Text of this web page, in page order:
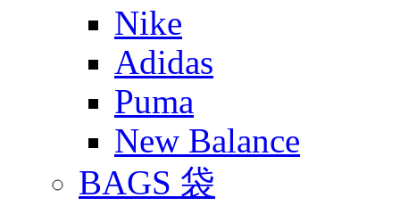
Nike
Adidas
Puma
New Balance
BAGS 袋